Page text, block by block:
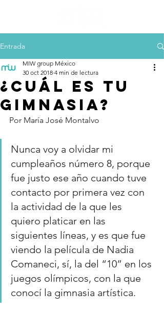
Entrada
¿Cuál es tu
gimnasia?
MIW group México
30 oct 2018 4 min de lectura
Por María José Montalvo
Nunca voy a olvidar mi
cumpleaños número 8, porque
fue justo ese año cuando tuve
contacto por primera vez con
la actividad de la que les
quiero platicar en las
siguientes líneas, y es que fue
viendo la película de Nadia
Comaneci, sí, la del “10” en los
juegos olímpicos, con la que
conocí la gimnasia artística.